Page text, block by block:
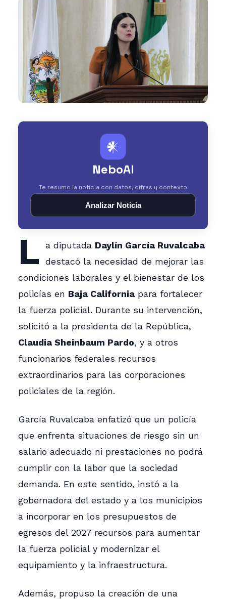
𒀭
NeboAI
Te resumo la noticia con datos, cifras y contexto
Analizar Noticia
L a diputada Daylín García Ruvalcaba
destacó la necesidad de mejorar las
condiciones laborales y el bienestar de los
policías en Baja California para fortalecer
la fuerza policial. Durante su intervención,
solicitó a la presidenta de la República,
Claudia Sheinbaum Pardo, y a otros
funcionarios federales recursos
extraordinarios para las corporaciones
policiales de la región.
García Ruvalcaba enfatizó que un policía
que enfrenta situaciones de riesgo sin un
salario adecuado ni prestaciones no podrá
cumplir con la labor que la sociedad
demanda. En este sentido, instó a la
gobernadora del estado y a los municipios
a incorporar en los presupuestos de
egresos del 2027 recursos para aumentar
la fuerza policial y modernizar el
equipamiento y la infraestructura.
Además, propuso la creación de una